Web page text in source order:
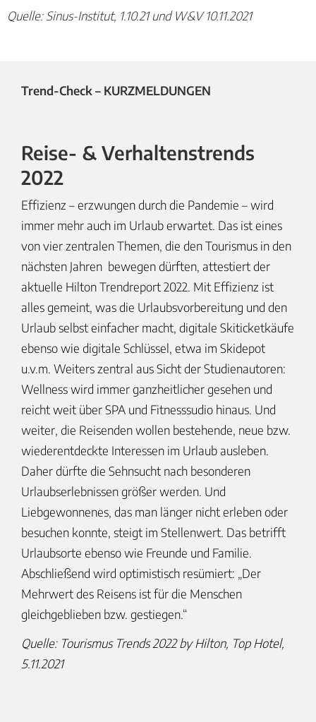
Quelle: Sinus-Institut, 1.10.21 und W&V 10.11.2021
Trend-Check – KURZMELDUNGEN
Reise- & Verhaltenstrends
2022
Effizienz – erzwungen durch die Pandemie – wird
immer mehr auch im Urlaub erwartet. Das ist eines
von vier zentralen Themen, die den Tourismus in den
nächsten Jahren bewegen dürften, attestiert der
aktuelle Hilton Trendreport 2022. Mit Effizienz ist
alles gemeint, was die Urlaubsvorbereitung und den
Urlaub selbst einfacher macht, digitale Skiticketkäufe
ebenso wie digitale Schlüssel, etwa im Skidepot
u.v.m. Weiters zentral aus Sicht der Studienautoren:
Wellness wird immer ganzheitlicher gesehen und
reicht weit über SPA und Fitnesssudio hinaus. Und
weiter, die Reisenden wollen bestehende, neue bzw.
wiederentdeckte Interessen im Urlaub ausleben.
Daher dürfte die Sehnsucht nach besonderen
Urlaubserlebnissen größer werden. Und
Liebgewonnenes, das man länger nicht erleben oder
besuchen konnte, steigt im Stellenwert. Das betrifft
Urlaubsorte ebenso wie Freunde und Familie.
Abschließend wird optimistisch resümiert: „Der
Mehrwert des Reisens ist für die Menschen
gleichgeblieben bzw. gestiegen.“
Quelle: Tourismus Trends 2022 by Hilton, Top Hotel,
5.11.2021